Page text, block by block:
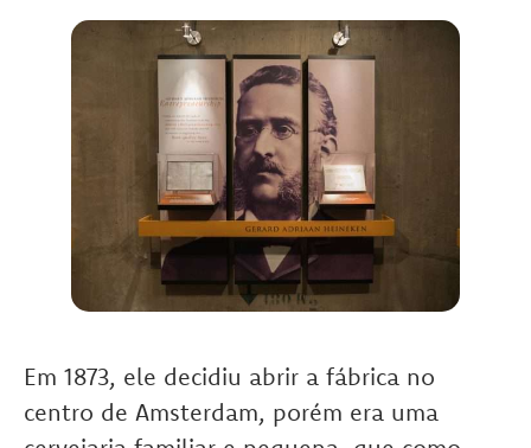
Em 1873, ele decidiu abrir a fábrica no
centro de Amsterdam, porém era uma